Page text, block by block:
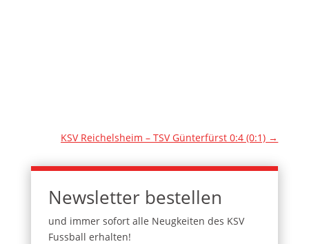
KSV Reichelsheim – TSV Günterfürst 0:4 (0:1) →
Newsletter bestellen
und immer sofort alle Neugkeiten des KSV
Fussball erhalten!